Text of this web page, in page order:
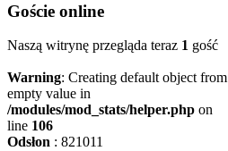
Goście online
Naszą witrynę przegląda teraz 1 gość
Warning: Creating default object from
empty value in
/modules/mod_stats/helper.php on
line 106
Odsłon : 821011